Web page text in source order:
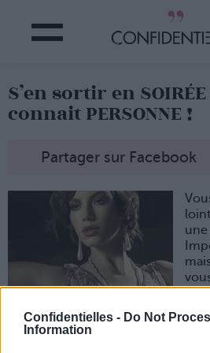
Confidentielles - Do Not
Information
S’en sortir en
connait PERSONNE !
Partager sur Facebook
une
de